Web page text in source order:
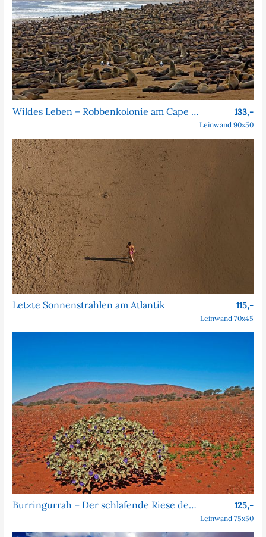
Wildes Leben – Robbenkolonie am Cape Cross 133,-
Leinwand 90x50
Letzte Sonnenstrahlen am Atlantik 115,-
Leinwand 70x45
Burringurrah – Der schlafende Riese des Outbacks 125,-
Leinwand 75x50